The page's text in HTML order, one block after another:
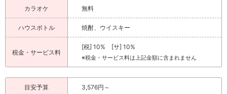
カラオケ 無料
ハウスボトル 焼酎、ウイスキー
税金・サービス料
[税] 10% [サ] 10%
※税金・サービス料は上記金額に含まれません
目安予算 3,576円～